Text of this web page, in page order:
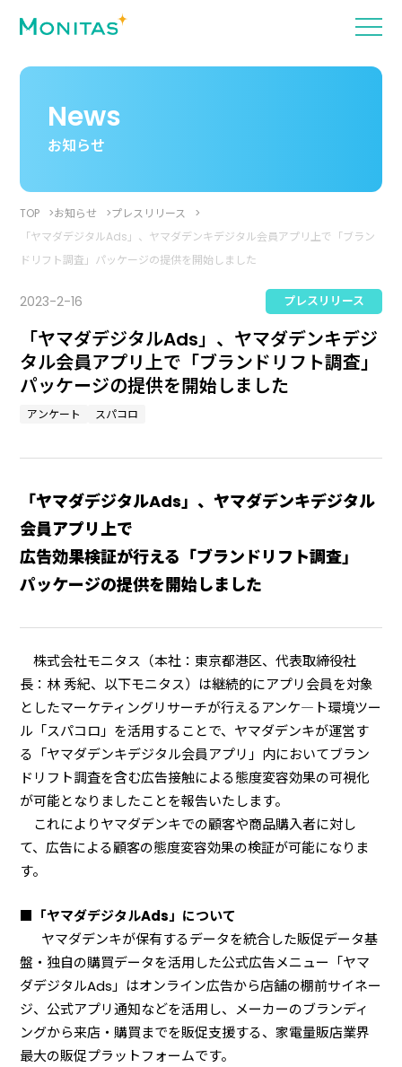
News
お知らせ
TOP お知らせ
プレスリリース
「ヤマダデジタルAds」、ヤマダデンキデジタル会員アプリ上で「ブラン
ドリフト調査」パッケージの提供を開始しました
2023-2-16 プレスリリース
「ヤマダデジタルAds」、ヤマダデンキデジ
タル会員アプリ上で「ブランドリフト調査」
パッケージの提供を開始しました
アンケート スパコロ
「ヤマダデジタルAds」、ヤマダデンキデジタル
会員アプリ上で
広告効果検証が行える「ブランドリフト調査」
パッケージの提供を開始しました
株式会社モニタス（本社：東京都港区、代表取締役社
⻑：林 秀紀、以下モニタス）は継続的にアプリ会員を対象
としたマーケティングリサーチが行えるアンケ―ト環境ツー
ル「スパコロ」を活用することで、ヤマダデンキが運営す
る「ヤマダデンキデジタル会員アプリ」内においてブラン
ドリフト調査を含む広告接触による態度変容効果の可視化
が可能となりましたことを報告いたします。
これによりヤマダデンキでの顧客や商品購入者に対し
て、広告による顧客の態度変容効果の検証が可能になりま
す。
■「ヤマダデジタルAds」について
ヤマダデンキが保有するデータを統合した販促データ基
盤・独自の購買データを活用した公式広告メニュー「ヤマ
ダデジタルAds」はオンライン広告から店舗の棚前サイネー
ジ、公式アプリ通知などを活用し、メーカーのブランディ
ングから来店・購買までを販促支援する、家電量販店業界
最大の販促プラットフォームです。